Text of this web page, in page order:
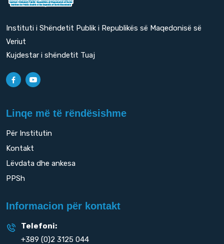
Instituti i Shëndetit Publik i Republikës së Maqedonisë së
Veriut
Kujdestar i shëndetit Tuaj
Linqe më të rëndësishme
Për Institutin
Kontakt
Lëvdata dhe ankesa
PPSh
Informacion për kontakt
Telefoni:
+389 (0)2 3125 044